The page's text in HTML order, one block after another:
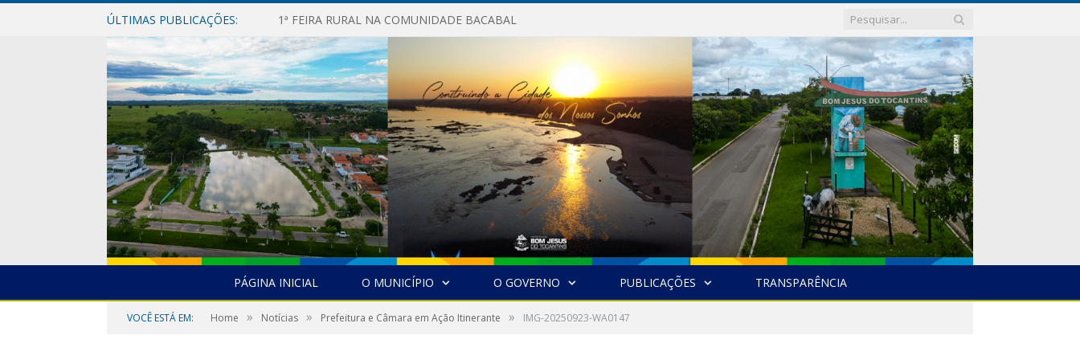
ÚLTIMAS PUBLICAÇÕES: 1ª FEIRA RURAL NA COMUNIDADE BACABAL
PÁGINA INICIAL O MUNICÍPIO O GOVERNO PUBLICAÇÕES TRANSPARÊNCIA
VOCÊ ESTÁ EM: Home » Notícias » Prefeitura e Câmara em Ação Itinerante » IMG-20250923-WA0147